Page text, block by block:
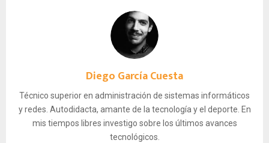
Diego García Cuesta
Técnico superior en administración de sistemas informáticos
y redes. Autodidacta, amante de la tecnología y el deporte. En
mis tiempos libres investigo sobre los últimos avances
tecnológicos.